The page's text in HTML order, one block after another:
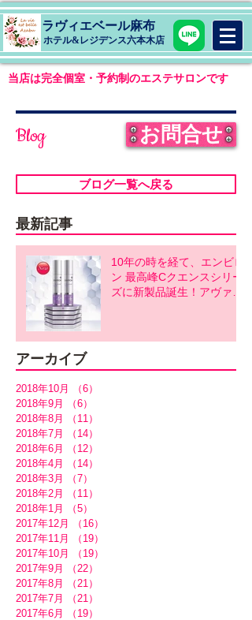
ラヴィエベール麻布
​ホテル&レジデンス六本木店
当店は完全個室・予約制のエステサロンです
Blog お問合せ
ブログ一覧へ戻る
最新記事
10年の時を経て、エンビロ
ン 最高峰Cクエンスシリー
ズに新製品誕生！アヴァン
アーカイブ
2018年10月 （6）
2018年9月
（6）
2018年8月
（11）
2018年7月
（14）
2018年6月
（12）
2018年4月
（14）
2018年3月
（7）
2018年2月
（11）
2018年1月
（5）
2017年12月
（16）
2017年11月
（19）
2017年10月
（19）
2017年9月
（22）
2017年8月
（21）
2017年7月
（21）
2017年6月
（19）